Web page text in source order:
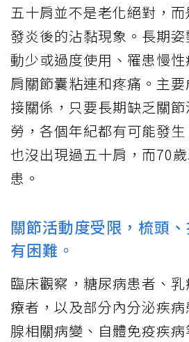
五十肩並不是老化絕對，
發炎後的沾黏現象。長期
動少或過度使用、罹患慢
肩關節囊粘連和疼痛。主
接關係，只要長期缺乏關
勞，各個年紀都有可能發
也沒出現過五十肩，而70
患。
關節活動度受限，梳頭
有困難。
臨床觀察，糖尿病患者、
療者，以及部分內分泌疾
腺相關病變、自體免疫疾